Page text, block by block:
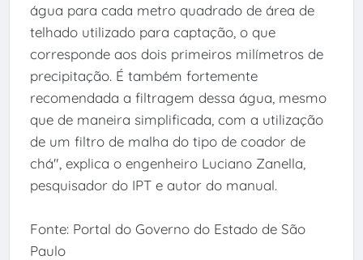
água para cada metro quadrado de área de
telhado utilizado para captação, o que
corresponde aos dois primeiros milímetros de
precipitação. É também fortemente
recomendada a filtragem dessa água, mesmo
que de maneira simplificada, com a utilização
de um filtro de malha do tipo de coador de
chá", explica o engenheiro Luciano Zanella,
pesquisador do IPT e autor do manual.
Fonte: Portal do Governo do Estado de São
Paulo